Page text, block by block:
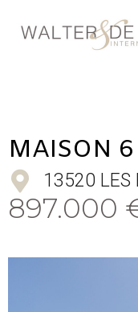
MAISON
13520 LES
897.000